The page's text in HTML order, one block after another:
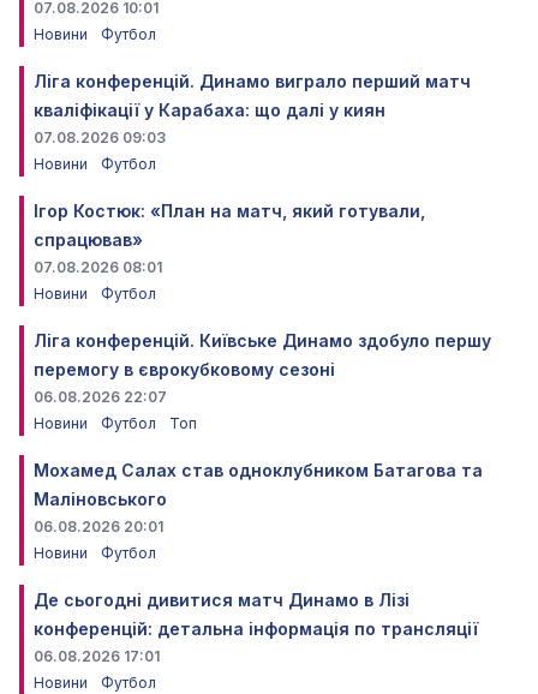
07.08.2026 10:01
Новини
Футбол
Ліга конференцій. Динамо виграло перший матч
кваліфікації у Карабаха: що далі у киян
07.08.2026 09:03
Новини
Футбол
Ігор Костюк: «План на матч, який готували,
спрацював»
07.08.2026 08:01
Новини
Футбол
Ліга конференцій. Київське Динамо здобуло першу
перемогу в єврокубковому сезоні
06.08.2026 22:07
Новини
Футбол Топ
Мохамед Салах став одноклубником Батагова та
Маліновського
06.08.2026 20:01
Новини
Футбол
Де сьогодні дивитися матч Динамо в Лізі
конференцій: детальна інформація по трансляції
06.08.2026 17:01
Новини
Футбол